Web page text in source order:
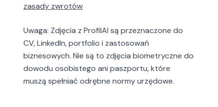
zasady zwrotów
Uwaga: Zdjęcia z ProfilAI są przeznaczone do
CV, LinkedIn, portfolio i zastosowań
biznesowych. Nie są to zdjęcia biometryczne do
dowodu osobistego ani paszportu, które
muszą spełniać odrębne normy urzędowe.